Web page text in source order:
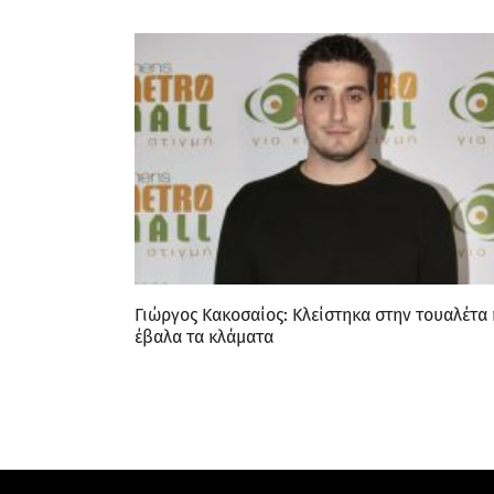
Γιώργος Κακοσαίος: Κλείστηκα στην τουαλέτα
έβαλα τα κλάματα